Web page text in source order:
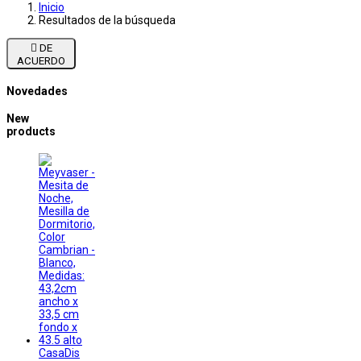
Inicio
Resultados de la búsqueda

ACUERDO
Novedades
New
products
CasaDis